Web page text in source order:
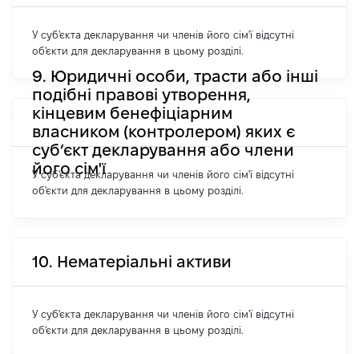
У суб'єкта декларування чи членів його сім'ї відсутні
об'єкти для декларування в цьому розділі.
9. Юридичні особи, трасти або інші
подібні правові утворення,
кінцевим бенефіціарним
власником (контролером) яких є
суб’єкт декларування або члени
його сім'ї
У суб'єкта декларування чи членів його сім'ї відсутні
об'єкти для декларування в цьому розділі.
10. Нематеріальні активи
У суб'єкта декларування чи членів його сім'ї відсутні
об'єкти для декларування в цьому розділі.